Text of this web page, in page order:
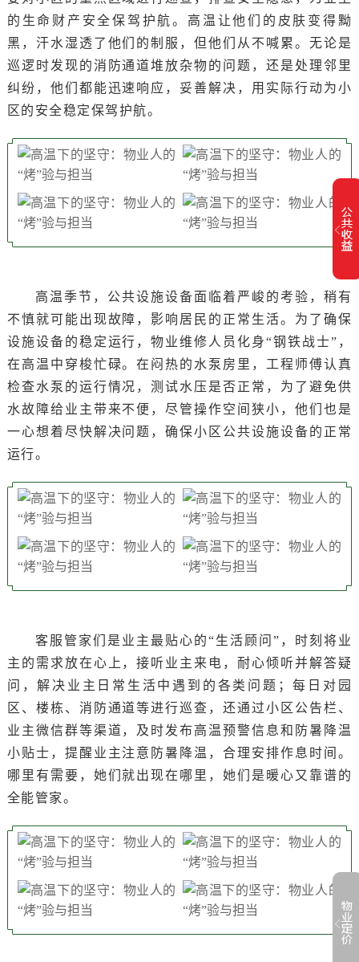
的生命财产安全保驾护航。高温让他们的皮肤变得黝
黑，汗水湿透了他们的制服，但他们从不喊累。无论是
巡逻时发现的消防通道堆放杂物的问题，还是处理邻里
纠纷，他们都能迅速响应，妥善解决，用实际行动为小
区的安全稳定保驾护航。
高温季节，公共设施设备面临着严峻的考验，稍有
不慎就可能出现故障，影响居民的正常生活。为了确保
设施设备的稳定运行，物业维修人员化身“钢铁战士”，
在高温中穿梭忙碌。在闷热的水泵房里，工程师傅认真
检查水泵的运行情况，测试水压是否正常，为了避免供
水故障给业主带来不便，尽管操作空间狭小，他们也是
一心想着尽快解决问题，确保小区公共设施设备的正常
运行。
客服管家们是业主最贴心的“生活顾问”，时刻将业
主的需求放在心上，接听业主来电，耐心倾听并解答疑
问，解决业主日常生活中遇到的各类问题；每日对园
区、楼栋、消防通道等进行巡查，还通过小区公告栏、
业主微信群等渠道，及时发布高温预警信息和防暑降温
小贴士，提醒业主注意防暑降温，合理安排作息时间。
哪里有需要，她们就出现在哪里，她们是暖心又靠谱的
全能管家。